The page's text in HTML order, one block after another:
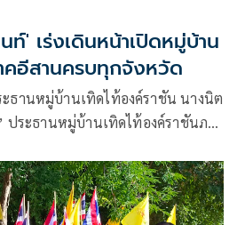
' เร่งเดินหน้าเปิดหมู่บ้าน
คอีสานครบทุกจังหวัด
านหมู่บ้านเทิดไท้องค์ราชัน นางนิต
ระธานหมู่บ้านเทิดไท้องค์ราชันภาค